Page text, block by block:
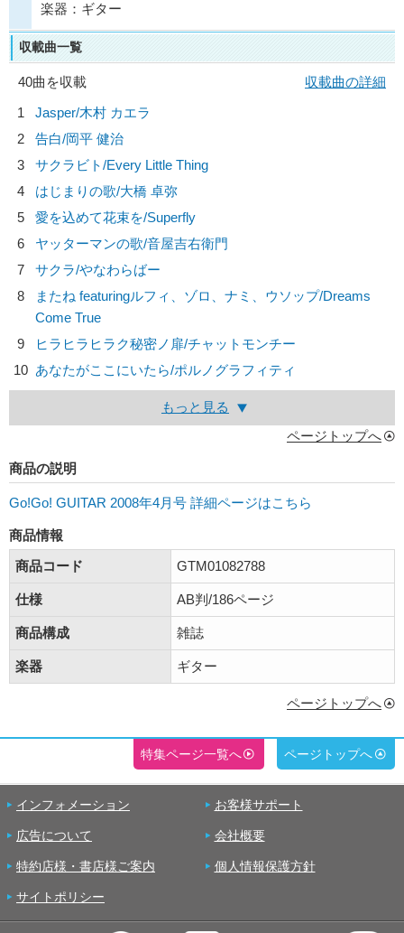
楽器：ギター
収載曲一覧
40曲を収載
収載曲の詳細
1
Jasper/木村 カエラ
2
告白/岡平 健治
3
サクラビト/Every Little Thing
4
はじまりの歌/大橋 卓弥
5
愛を込めて花束を/Superfly
6
ヤッターマンの歌/音屋吉右衛門
7
サクラ/やなわらばー
8
またね featuringルフィ、ゾロ、ナミ、ウソップ/Dreams
Come True
9
ヒラヒラヒラク秘密ノ扉/チャットモンチー
10 あなたがここにいたら/ポルノグラフィティ
もっと見る
ページトップへ
商品の説明
Go!Go! GUITAR 2008年4月号 詳細ページはこちら
商品情報
商品コード
GTM01082788
仕様 AB判/186ページ
商品構成 雑誌
楽器 ギター
ページトップへ
特集ページ一覧へ ページトップへ
インフォメーション お客様サポート
広告について 会社概要
特約店様・書店様ご案内 個人情報保護方針
サイトポリシー